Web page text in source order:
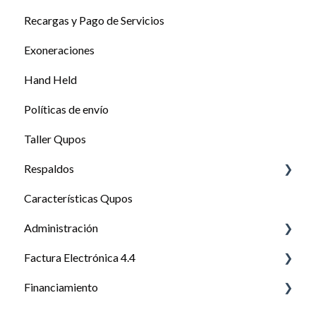
Reportes
Vendedores
Comisiones
Liquidación
Recargas y Pago de Servicios
Exoneraciones
Hand Held
Políticas de envío
Taller Qupos
Respaldos
Respaldos
Características Qupos
Administración
usuarios
Factura Electrónica 4.4
Factura Electrónica 4.4
Financiamiento